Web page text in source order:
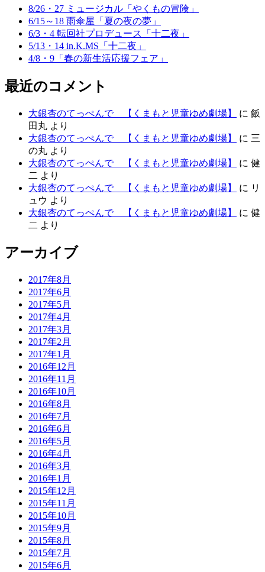
8/26・27 ミュージカル「やくもの冒険」
6/15～18 雨傘屋「夏の夜の夢」
6/3・4 転回社プロデュース「十二夜」
5/13・14 in.K.MS「十二夜」
4/8・9「春の新生活応援フェア」
最近のコメント
大銀杏のてっぺんで 【くまもと児童ゆめ劇場】 に 飯
田丸 より
大銀杏のてっぺんで 【くまもと児童ゆめ劇場】
に 三
の丸 より
大銀杏のてっぺんで 【くまもと児童ゆめ劇場】
に 健
二 より
大銀杏のてっぺんで 【くまもと児童ゆめ劇場】
に リ
ュウ より
大銀杏のてっぺんで 【くまもと児童ゆめ劇場】
に 健
二 より
アーカイブ
2017年8月
2017年6月
2017年5月
2017年4月
2017年3月
2017年2月
2017年1月
2016年12月
2016年11月
2016年10月
2016年8月
2016年7月
2016年6月
2016年5月
2016年4月
2016年3月
2016年1月
2015年12月
2015年11月
2015年10月
2015年9月
2015年8月
2015年7月
2015年6月